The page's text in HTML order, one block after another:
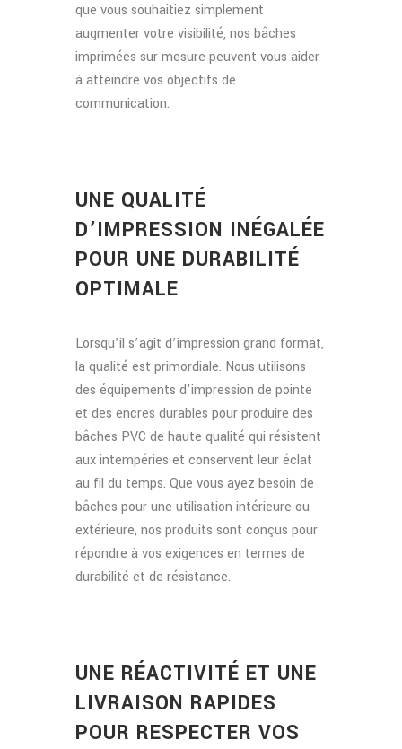
que vous souhaitiez simplement
augmenter votre visibilité, nos bâches
imprimées sur mesure peuvent vous aider
à atteindre vos objectifs de
communication.
UNE QUALITÉ
D’IMPRESSION INÉGALÉE
POUR UNE DURABILITÉ
OPTIMALE
Lorsqu’il s’agit d’impression grand format,
la qualité est primordiale. Nous utilisons
des équipements d’impression de pointe
et des encres durables pour produire des
bâches PVC de haute qualité qui résistent
aux intempéries et conservent leur éclat
au fil du temps. Que vous ayez besoin de
bâches pour une utilisation intérieure ou
extérieure, nos produits sont conçus pour
répondre à vos exigences en termes de
durabilité et de résistance.
UNE RÉACTIVITÉ ET UNE
LIVRAISON RAPIDES
POUR RESPECTER VOS